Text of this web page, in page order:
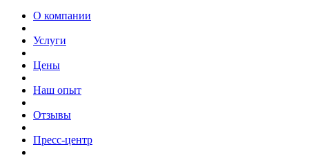
О компании
Услуги
Цены
Наш опыт
Отзывы
Пресс-центр